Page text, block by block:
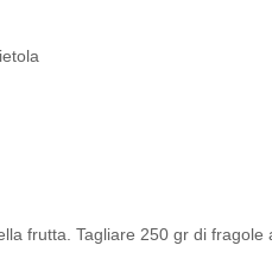
frutta. Tagliare 250 gr di